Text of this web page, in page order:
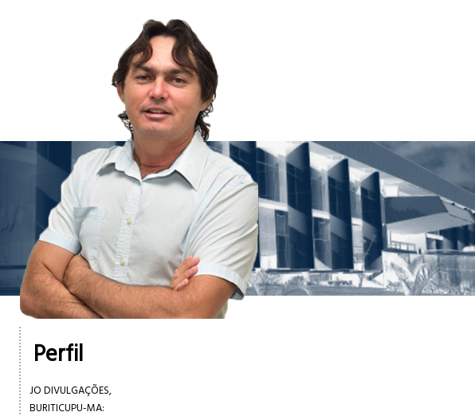
Perfil
JO DIVULGAÇÕES,
BURITICUPU-MA: